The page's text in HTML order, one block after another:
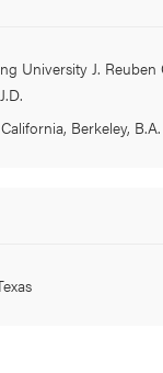
University J. Reuben
Berkeley, B.A.